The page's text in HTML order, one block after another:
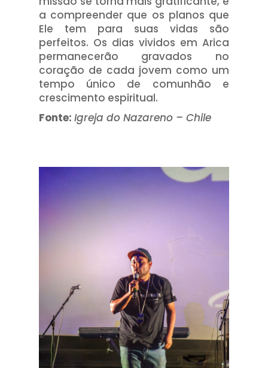
a compreender que os planos que
Ele tem para suas vidas são
perfeitos. Os dias vividos em Arica
permanecerão gravados no
coração de cada jovem como um
tempo único de comunhão e
crescimento espiritual.
Fonte: Igreja do Nazareno – Chile